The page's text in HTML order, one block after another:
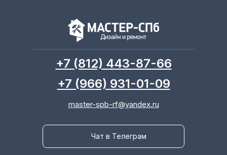
master-spb-rf@yandex.ru
+7 (812) 443-87-66
+7 (966) 931-01-09
Чат в Телеграм